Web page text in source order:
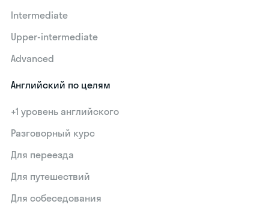
Intermediate
Upper-intermediate
Advanced
Английский по целям
+1 уровень английского
Разговорный курс
Для переезда
Для путешествий
Для собеседования